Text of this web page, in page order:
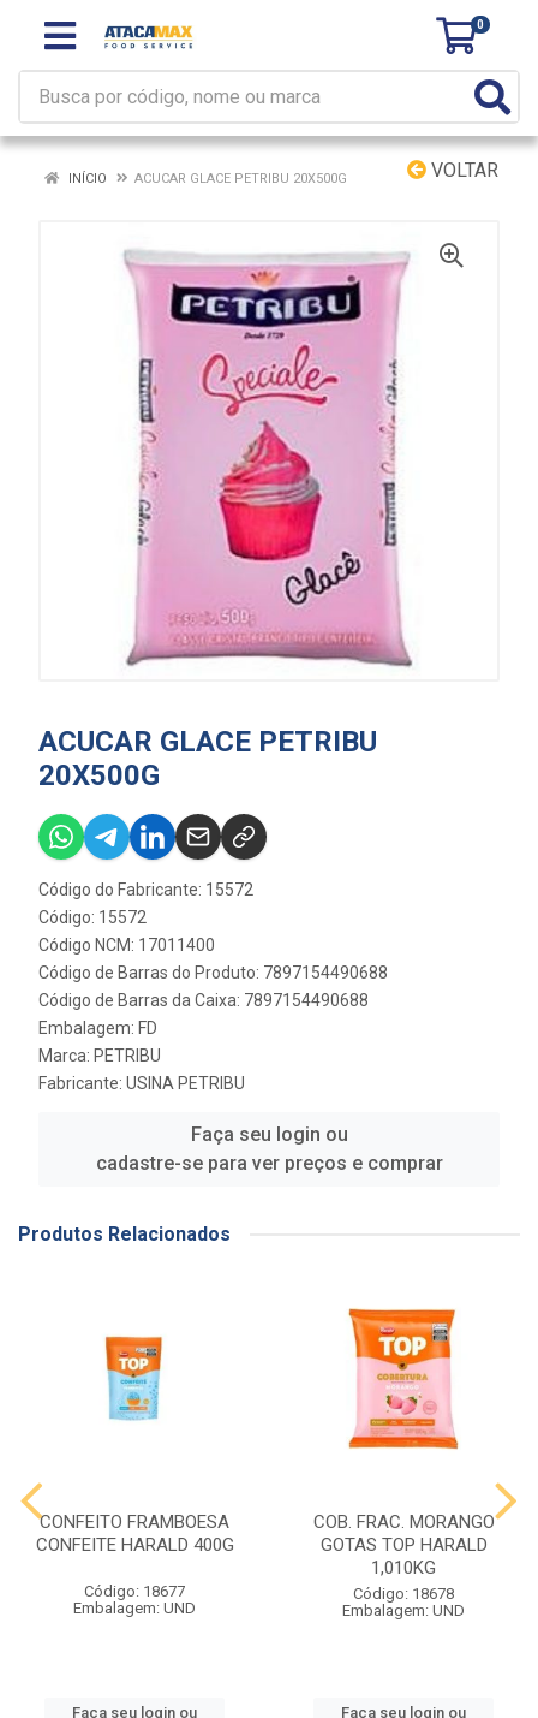
0
VOLTAR
INÍCIO ACUCAR GLACE PETRIBU 20X500G
ACUCAR GLACE PETRIBU
20X500G
Código do Fabricante: 15572
Código: 15572
Código NCM: 17011400
Código de Barras do Produto: 7897154490688
Código de Barras da Caixa: 7897154490688
Embalagem: FD
Marca: PETRIBU
Fabricante: USINA PETRIBU
Faça seu login ou
cadastre-se para ver preços e comprar
Produtos Relacionados
CONFEITO FRAMBOESA
CONFEITE HARALD 400G
Código: 18677
Embalagem: UND
Faça seu login ou
COB. FRAC. MORANGO
GOTAS TOP HARALD
1,010KG
Código: 18678
Embalagem: UND
Faça seu login ou